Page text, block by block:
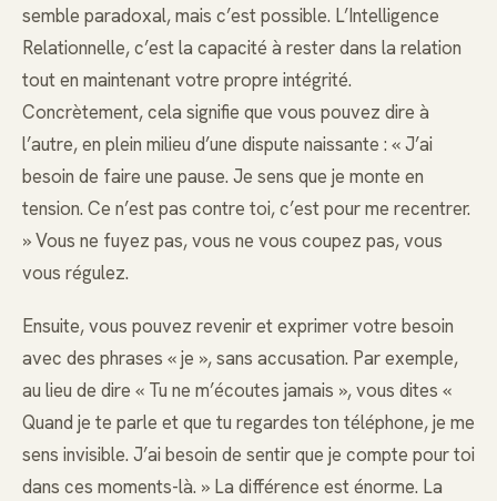
semble paradoxal, mais c’est possible. L’Intelligence
Relationnelle, c’est la capacité à rester dans la relation
tout en maintenant votre propre intégrité.
Concrètement, cela signifie que vous pouvez dire à
l’autre, en plein milieu d’une dispute naissante : « J’ai
besoin de faire une pause. Je sens que je monte en
tension. Ce n’est pas contre toi, c’est pour me recentrer.
» Vous ne fuyez pas, vous ne vous coupez pas, vous
vous régulez.
Ensuite, vous pouvez revenir et exprimer votre besoin
avec des phrases « je », sans accusation. Par exemple,
au lieu de dire « Tu ne m’écoutes jamais », vous dites «
Quand je te parle et que tu regardes ton téléphone, je me
sens invisible. J’ai besoin de sentir que je compte pour toi
dans ces moments-là. » La différence est énorme. La